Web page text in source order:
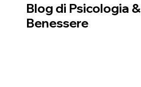
Blog di Psicologia &
Benessere